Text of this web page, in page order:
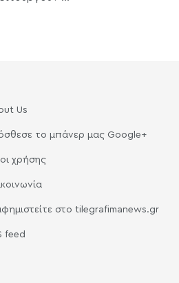
Us
το μπάνερ μας Google+
χρήσης
στο tilegrafimanews.gr
feed